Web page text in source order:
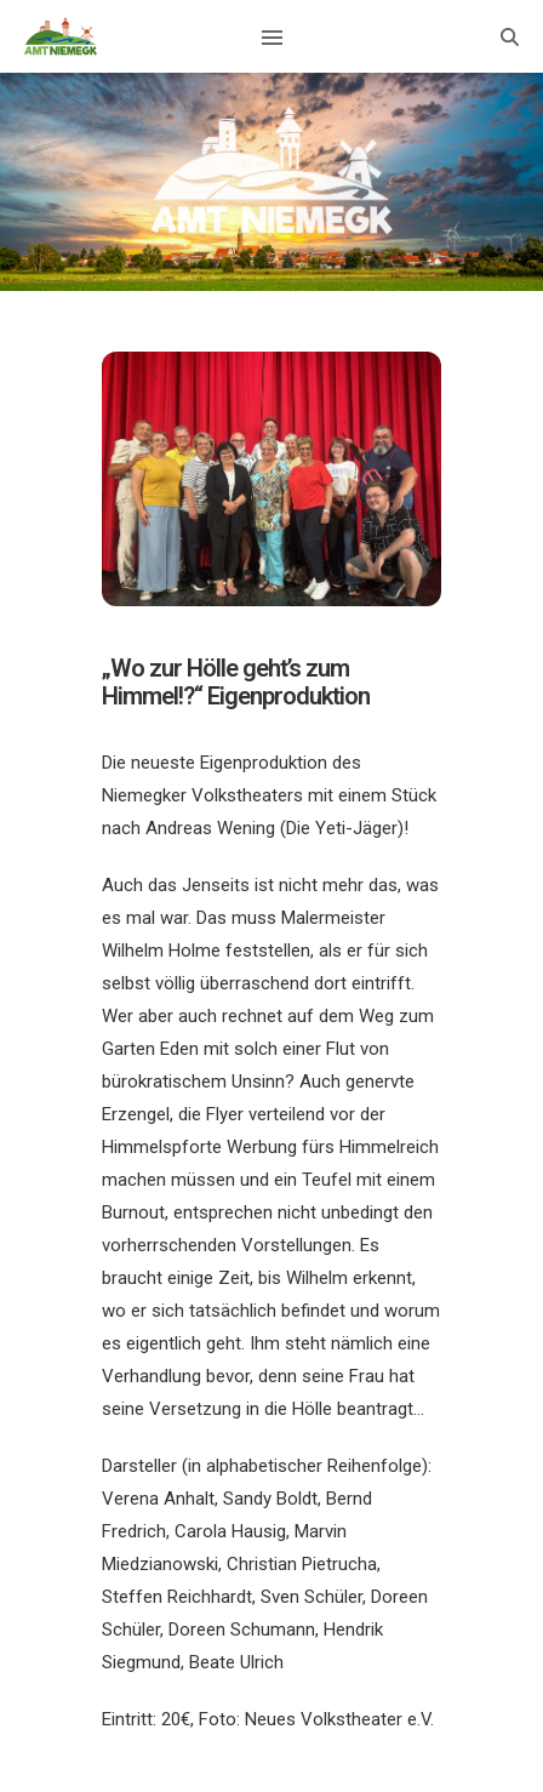
„Wo zur Hölle geht’s zum
Himmel!?“ Eigenproduktion
Die neueste Eigenproduktion des
Niemegker Volkstheaters mit einem Stück
nach Andreas Wening (Die Yeti-Jäger)!
Auch das Jenseits ist nicht mehr das, was
es mal war. Das muss Malermeister
Wilhelm Holme feststellen, als er für sich
selbst völlig überraschend dort eintrifft.
Wer aber auch rechnet auf dem Weg zum
Garten Eden mit solch einer Flut von
bürokratischem Unsinn? Auch genervte
Erzengel, die Flyer verteilend vor der
Himmelspforte Werbung fürs Himmelreich
machen müssen und ein Teufel mit einem
Burnout, entsprechen nicht unbedingt den
vorherrschenden Vorstellungen. Es
braucht einige Zeit, bis Wilhelm erkennt,
wo er sich tatsächlich befindet und worum
es eigentlich geht. Ihm steht nämlich eine
Verhandlung bevor, denn seine Frau hat
seine Versetzung in die Hölle beantragt…
Darsteller (in alphabetischer Reihenfolge):
Verena Anhalt, Sandy Boldt, Bernd
Fredrich, Carola Hausig, Marvin
Miedzianowski, Christian Pietrucha,
Steffen Reichhardt, Sven Schüler, Doreen
Schüler, Doreen Schumann, Hendrik
Siegmund, Beate Ulrich
Eintritt: 20€, Foto: Neues Volkstheater e.V.